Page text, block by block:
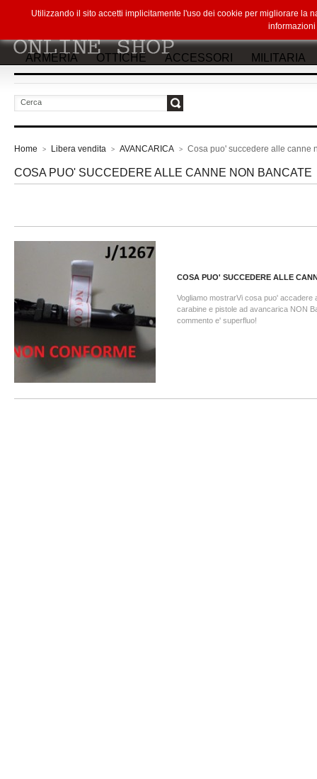
ARMERIA OTTICHE ACCESSORI MILITARIA
Home > Libera vendita > AVANCARICA > Cosa puo' succedere alle canne
COSA PUO' SUCCEDERE ALLE CANNE NON BANCATE
COSA PUO' SUCCEDERE ALLE
Vogliamo mostrarVi cosa puo' accadere
carabine e pistole ad avancarica NON
commento e' superfluo!
Utilizzando il sito accetti implicitamente l'uso dei cookie per migliorare la
informazioni